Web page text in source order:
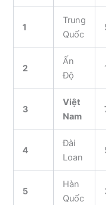
1
Trung
Quốc
2
Ấn
Độ
3
Việt
Nam
4
Đài
Loan
5
Hàn
Quốc